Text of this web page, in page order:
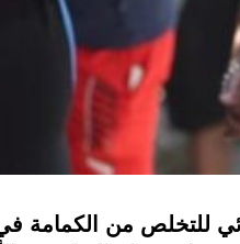
للتخلص من الكمامة